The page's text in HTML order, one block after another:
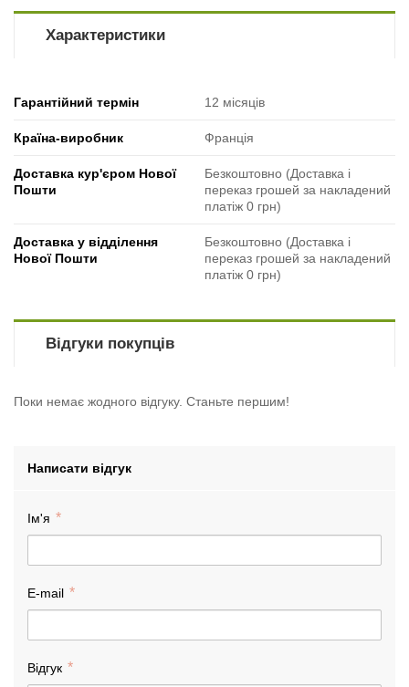
Характеристики
Гарантійний термін 12 місяців
Країна-виробник Франція
Доставка кур'єром Нової
Пошти
Безкоштовно (Доставка і
переказ грошей за накладений
платіж 0 грн)
Доставка у відділення
Нової Пошти
Безкоштовно (Доставка і
переказ грошей за накладений
платіж 0 грн)
Відгуки покупців
Поки немає жодного відгуку. Станьте першим!
Написати відгук
Ім'я
E-mail
Відгук